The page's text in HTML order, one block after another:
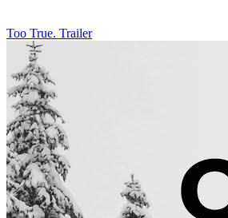
Too True. Trailer